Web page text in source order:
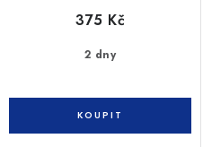
2 dny
375 Kč